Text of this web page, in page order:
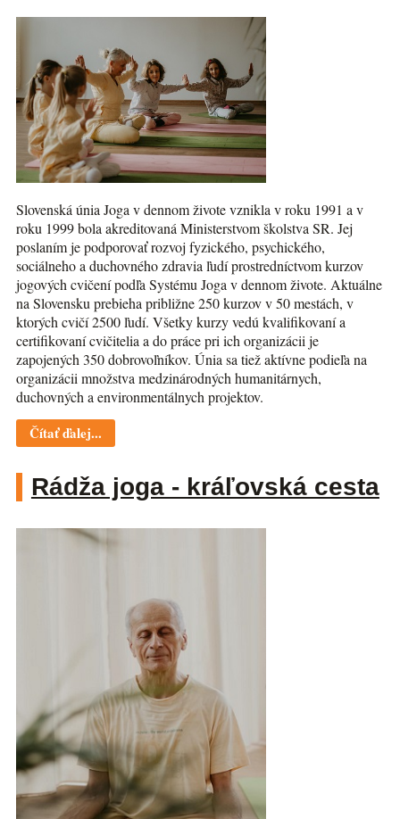
Slovenská únia Joga v dennom živote vznikla v roku 1991 a v
roku 1999 bola akreditovaná Ministerstvom školstva SR. Jej
poslaním je podporovať rozvoj fyzického, psychického,
sociálneho a duchovného zdravia ľudí prostredníctvom kurzov
jogových cvičení podľa Systému Joga v dennom živote. Aktuálne
na Slovensku prebieha približne 250 kurzov v 50 mestách, v
ktorých cvičí 2500 ľudí. Všetky kurzy vedú kvalifikovaní a
certifikovaní cvičitelia a do práce pri ich organizácii je
zapojených 350 dobrovoľníkov. Únia sa tiež aktívne podieľa na
organizácii množstva medzinárodných humanitárnych,
duchovných a environmentálnych projektov.
Čítať ďalej...
Rádža joga - kráľovská cesta